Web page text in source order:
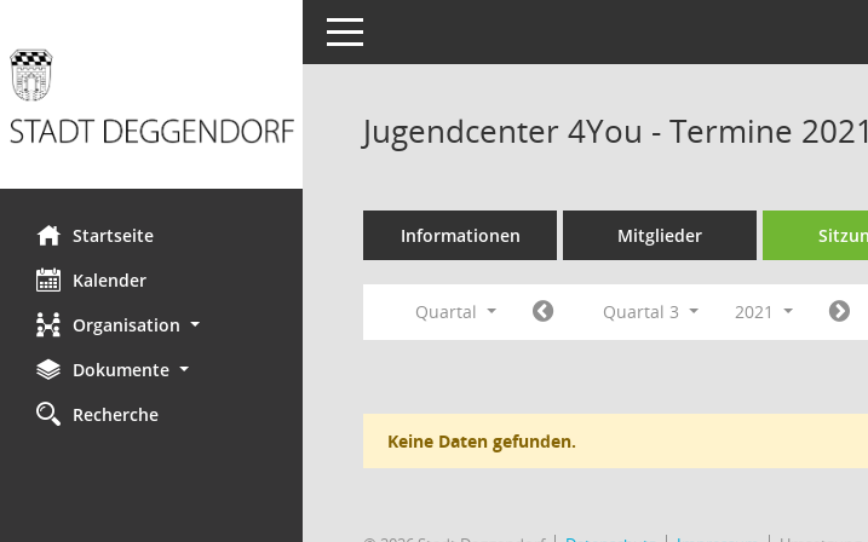
Startseite
Kalender
Organisation
Dokumente
Recherche
Toggle navigation
Jugendcenter 4You - Termine 2021
Informationen Mitglieder
Quartal Quartal 3 2021
Keine Daten gefunden.